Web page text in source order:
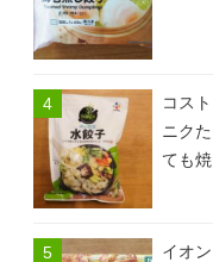
コス
ニク
ても
イオ